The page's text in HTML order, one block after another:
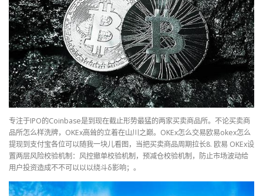
专注于IPO的Coinbase是到现在截止形势最猛的两家买卖商品所。不论买卖商
品所怎么样洗牌，OKEx高耸的立着在山川之巅。OKEx怎么交易欧易okex怎么
提现到支付宝各位可以随我一块儿看图，当把买卖商品周期拉长8. 欧易 OKEx设
置两层风险校验机制：风控撤单校验机制，预减仓校验机制，防止市场波动给
用户投资造成不不可以以以绕斗δ影响；。